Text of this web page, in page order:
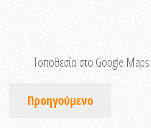
Τοποθεσία στο Google Maps:
Προηγούμενο